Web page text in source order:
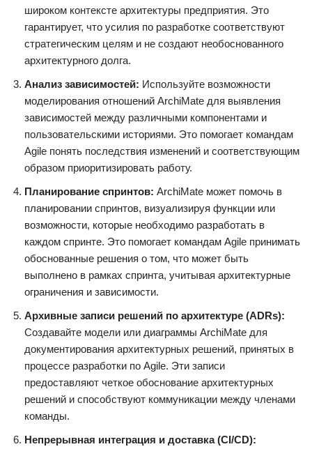
широком контексте архитектуры предприятия. Это
гарантирует, что усилия по разработке соответствуют
стратегическим целям и не создают необоснованного
архитектурного долга.
Анализ зависимостей: Используйте возможности
моделирования отношений ArchiMate для выявления
зависимостей между различными компонентами и
пользовательскими историями. Это помогает командам
Agile понять последствия изменений и соответствующим
образом приоритизировать работу.
Планирование спринтов: ArchiMate может помочь в
планировании спринтов, визуализируя функции или
возможности, которые необходимо разработать в
каждом спринте. Это помогает командам Agile принимать
обоснованные решения о том, что может быть
выполнено в рамках спринта, учитывая архитектурные
ограничения и зависимости.
Архивные записи решений по архитектуре (ADRs):
Создавайте модели или диаграммы ArchiMate для
документирования архитектурных решений, принятых в
процессе разработки по Agile. Эти записи
предоставляют четкое обоснование архитектурных
решений и способствуют коммуникации между членами
команды.
Непрерывная интеграция и доставка (CI/CD):